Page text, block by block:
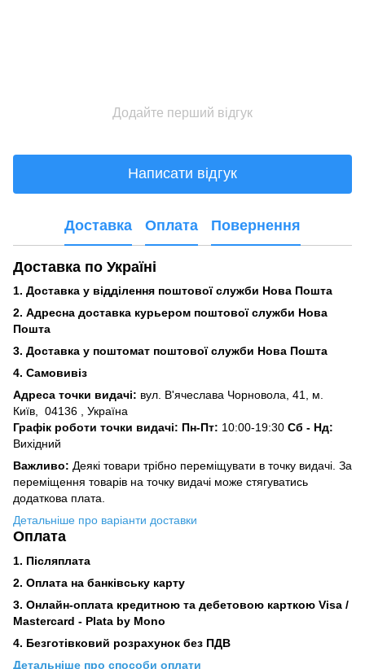
Додайте перший відгук
Написати відгук
Доставка Оплата Повернення
Доставка по Україні
1. Доставка у відділення поштової служби Нова Пошта
2. Адресна доставка курьером поштової служби Нова
Пошта
3. Доставка у поштомат поштової служби Нова Пошта
4. Самовивіз
Адреса точки видачі: вул. В'ячеслава Чорновола, 41, м.
Київ,
04136 , Україна
Графік роботи точки видачі: Пн-Пт: 10:00-19:30 Сб - Нд:
Вихідний
Важливо: Деякі товари трібно переміщувати в точку видачі. За
переміщення товарів на точку видачі може стягуватись
додаткова плата.
Детальніше про варіанти доставки
Оплата
1. Післяплата
2. Оплата на банківську карту
3. Онлайн-оплата кредитною та дебетовою карткою Visa /
Mastercard - Plata by Mono
4. Безготівковий розрахунок без ПДВ
Детальніше про способи оплати